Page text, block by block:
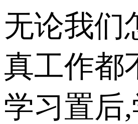
无论我们
真工作都
学习置后